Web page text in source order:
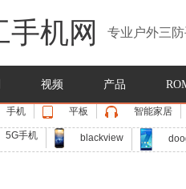
手机网 专业户外三
视频 产品
手机 平板 智能家居
5G手机 blackview